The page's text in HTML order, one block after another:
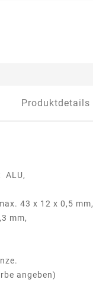
Produktdetails
ALU,
43 x 12 x 0,5 mm,
mm,
angeben)